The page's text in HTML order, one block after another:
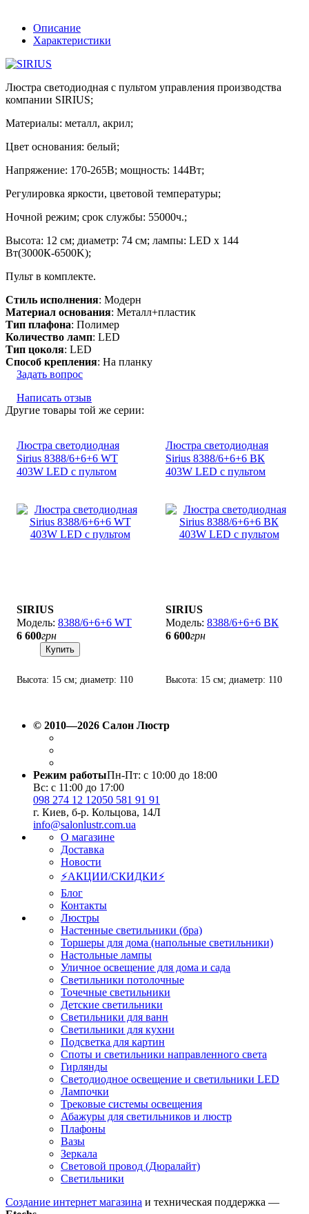
Описание
Характеристики
Люстра светодиодная с пультом управления производства
компании SIRIUS;
Материалы: металл, акрил;
Цвет основания: белый;
Напряжение: 170-265В; мощность: 144Вт;
Регулировка яркости, цветовой температуры;
Ночной режим; срок службы: 55000ч.;
Высота: 12 см; диаметр: 74 см; лампы: LED х 144
Вт(3000К-6500K);
Пульт в комплекте.
Стиль исполнения: Модерн
Материал основания: Металл+пластик
Тип плафона: Полимер
Количество ламп: LED
Тип цоколя: LED
Способ крепления: На планку
Задать вопрос
Написать отзыв
Другие товары той же серии:
Люстра светодиодная
Sirius 8388/6+6+6 WT
403W LED с пультом
SIRIUS
8388/6+6+6 WT
6 600грн
Купить
Высота: 15 см; диаметр: 110
Люстра светодиодная
Sirius 8388/6+6+6 ВК
403W LED с пультом
SIRIUS
8388/6+6+6 ВК
6 600грн
Высота: 15 см; диаметр: 110
© 2010—2026 Салон Люстр
Режим работыПн-Пт: с 10:00 до 18:00
Вс: с 11:00 до 17:00
098 274 12 12050 581 91 91
г. Киев, б-р. Кольцова, 14Л
info@salonlustr.com.ua
О магазине
Доставка
Новости
⚡АКЦИИ/СКИДКИ⚡
Блог
Контакты
Люстры
Настенные светильники (бра)
Торшеры для дома (напольные светильники)
Настольные лампы
Уличное освещение для дома и сада
Светильники потолочные
Точечные светильники
Детские светильники
Светильники для ванн
Светильники для кухни
Подсветка для картин
Споты и светильники направленного света
Гирлянды
Светодиодное освещение и светильники LED
Лампочки
Трековые системы освещения
Абажуры для светильников и люстр
Плафоны
Вазы
Зеркала
Световой провод (Дюралайт)
Светильники
Создание интернет магазина и техническая поддержка —